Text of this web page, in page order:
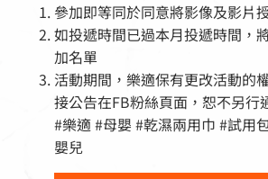
參加即等同於同意將影像及影片
如投遞時間已過本月投遞時間，
加名單
活動期間，樂適保有更改活動的
接公告在FB粉絲頁面，恕不另行
#樂適 #母嬰 #乾濕兩用巾 #試用
嬰兒